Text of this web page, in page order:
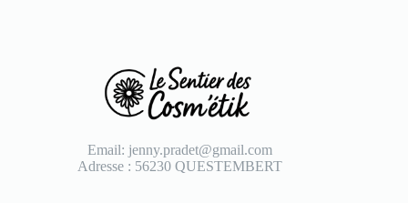
Email: jenny.pradet@gmail.com
Adresse : 56230 QUESTEMBERT